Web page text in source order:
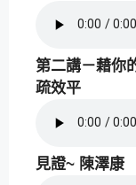
第二講－藉你
疏效平
見證~ 陳澤康